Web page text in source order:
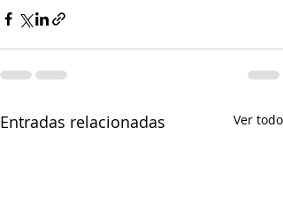
Entradas relacionadas Ver todo